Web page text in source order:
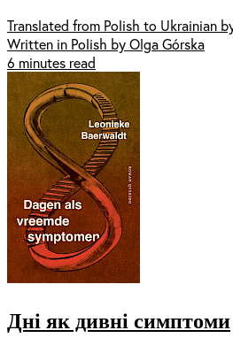
Translated from Polish to Ukrainian
Written in Polish by Olga Górska
6 minutes read
Дні як дивні симптоми